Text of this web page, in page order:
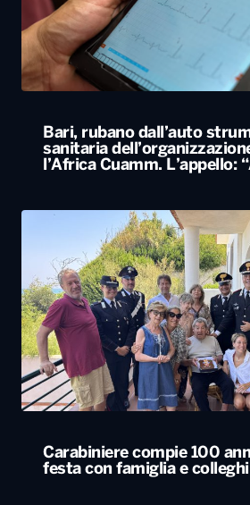
Bari, rubano dall’auto
sanitaria
l’Africa Cuamm. L’appello:
Carabiniere compie 100
festa con famiglia e colleghi